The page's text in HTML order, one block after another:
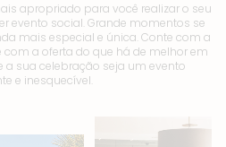
apropriado para você realizar o seu
evento social. Grande momentos se
mais especial e única. Conte com a
a oferta do que há de melhor em
a sua celebração seja um evento
e inesquecível.